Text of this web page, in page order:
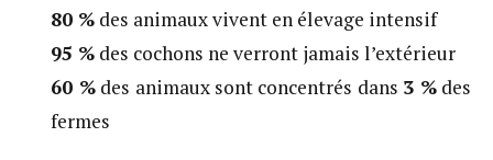
80 % des animaux vivent en élevage intensif
95 % des cochons ne verront jamais l’extérieur
60 %des animaux sont concentrés dans 3 %des
fermes